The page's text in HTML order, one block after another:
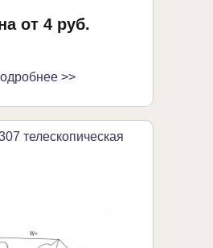
от 4 руб.
>>
телескопическая